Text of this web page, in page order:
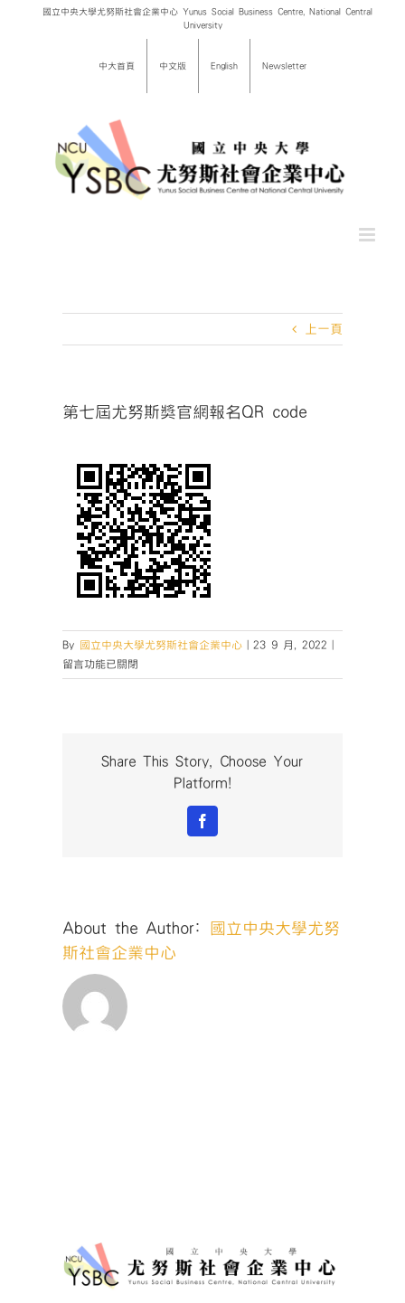
國立中央大學尤努斯社會企業中心 Yunus Social Business Centre, National Central
University
中大首頁 中文版 English Newsletter
上一頁
第七屆尤努斯獎官網報名QR code
By 國立中央大學尤努斯社會企業中心 23 9 月, 2022
七
留言功能已關閉
Share This Story, Choose Your
Platform!
Facebook
About the Author:
國立中央大學尤努
斯社會企業中心